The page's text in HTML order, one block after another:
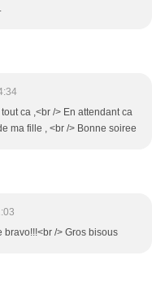
ca ,<br /> En attendant ca
ma fille , <br /> Bonne soiree
bravo!!!<br /> Gros bisous